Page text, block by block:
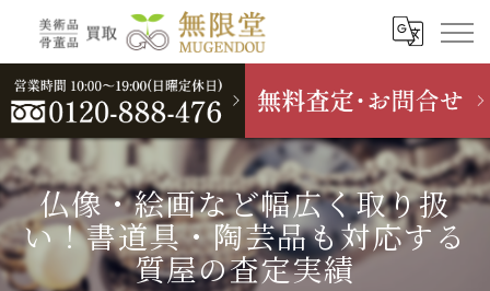
仏像・絵画など幅広く取り扱
い！書道具・陶芸品も対応する
質屋の査定実績